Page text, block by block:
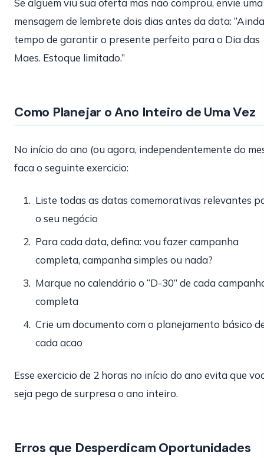
Se alguem viu sua oferta mas não comprou, envie uma
mensagem de lembrete dois dias antes da data:
tempo de garantir o presente perfeito para o Dia das
Maes. Estoque limitado.”
Como Planejar o Ano Inteiro de Uma Vez
No início do ano (ou agora, independentemente do
faca o seguinte exercicio:
Liste todas as datas comemorativas relevantes
o seu negócio
Para cada data, defina: vou fazer campanha
completa, campanha simples ou nada?
Marque no calendário o “D-30” de cada
completa
Crie um documento com o planejamento básico
cada acao
Esse exercicio de 2 horas no início do ano evita que
seja pego de surpresa o ano inteiro.
Erros que Desperdicam Oportunidades